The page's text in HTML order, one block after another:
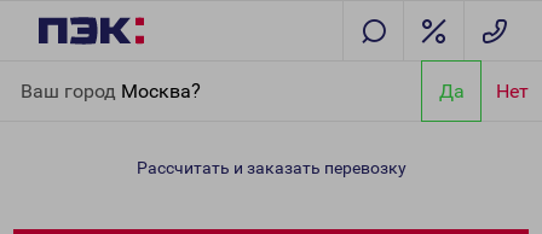
Ваш город Москва? Да Нет
Республика Татарстан
Рассчитать и заказать перевозку